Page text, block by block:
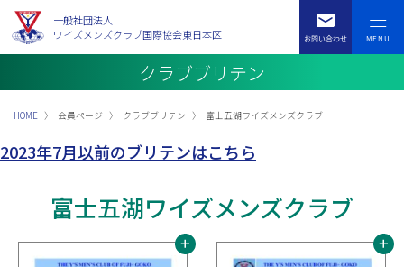
一般社団法人
ワイズメンズクラブ国際協会東日本区
クラブブリテン
HOME 会員ページ クラブブリテン 富士五湖ワイズメンズクラブ
2023年7月以前のブリテンはこちら
富士五湖ワイズメンズクラブ